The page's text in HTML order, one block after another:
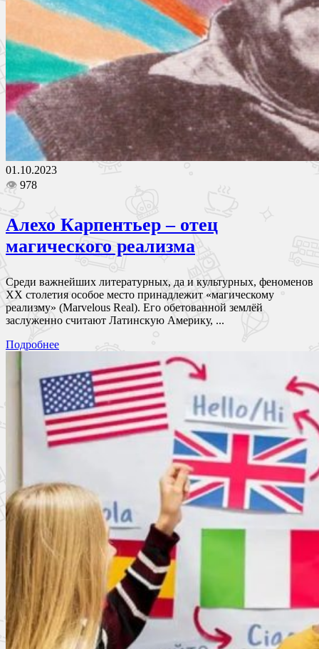
01.10.2023
👁 978
Алехо Карпентьер – отец
магического реализма
Среди важнейших литературных, да и культурных, феноменов
XX столетия особое место принадлежит «магическому
реализму» (Marvelous Real). Его обетованной землёй
заслуженно считают Латинскую Америку, ...
Подробнее